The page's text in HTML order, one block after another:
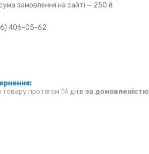
сума замовлення на сайті — 250 ₴
406-05-62
протягом 14 днів за домовленістю